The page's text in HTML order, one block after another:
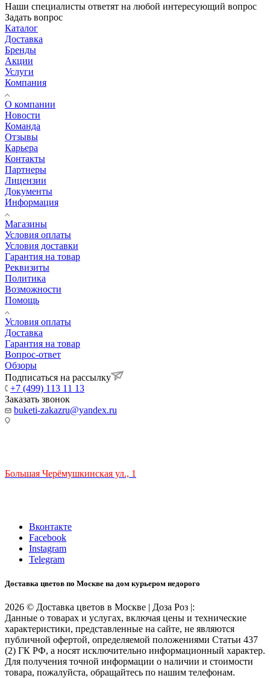
Наши специалисты ответят на любой интересующий вопрос
Задать вопрос
Каталог
Доставка
Бренды
Акции
Услуги
Компания
О компании
Новости
Команда
Отзывы
Карьера
Контакты
Партнеры
Лицензии
Документы
Информация
Магазины
Условия оплаты
Условия доставки
Гарантия на товар
Реквизиты
Политика
Возможности
Помощь
Условия оплаты
Доставка
Гарантия на товар
Вопрос-ответ
Обзоры
Подписаться на рассылку
+7 (499) 113 11 13
Заказать звонок
buketi-zakazru@yandex.ru
Большая Черёмушкинская ул., 1
Вконтакте
Facebook
Instagram
Telegram
Доставка цветов по Москве на дом курьером недорого
2026 © Доставка цветов в Москве | Доза Роз |:
Данные о товарах и услугах, включая цены и технические
характеристики, представленные на сайте, не являются
публичной офертой, определяемой положениями Статьи 437
(2) ГК РФ, а носят исключительно информационный характер.
Для получения точной информации о наличии и стоимости
товара, пожалуйста, обращайтесь по нашим телефонам.